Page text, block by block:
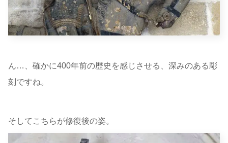
ん…、確かに400年前の歴史を感じさせる、深みのある彫
刻ですね。
そしてこちらが修復後の姿。